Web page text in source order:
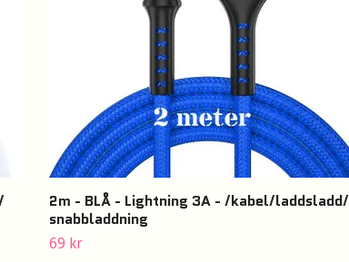
2m - BLÅ - Lightning 3A - /kabel/laddsladd/
snabbladdning
69 kr